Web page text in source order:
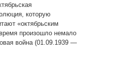
которую
«октябрьским
произошло немало
война (01.09.1939 —